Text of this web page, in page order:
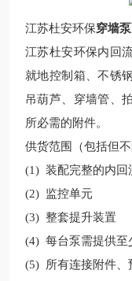
江苏杜安环保穿墙
江苏杜安环保内回
就地控制箱、不锈
吊葫芦、穿墙管、
所必需的附件。
供货范围（包括但不
(1) 装配完整的内回
(2) 监控单元
(3) 整套提升装置
(4) 每台泵需提供至
(5)
所有连接附件、